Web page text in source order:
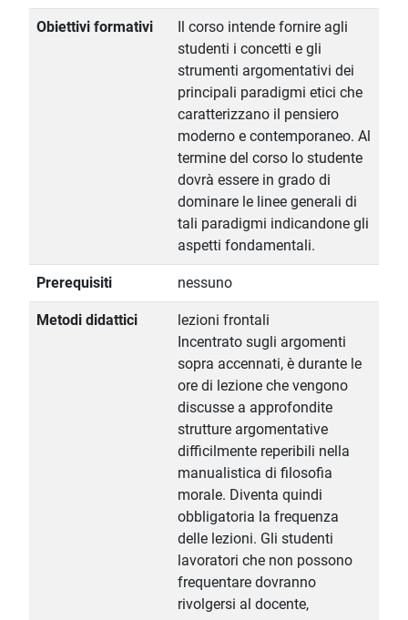
Obiettivi formativi
Il corso intende fornire agli
studenti i concetti e gli
strumenti argomentativi dei
principali paradigmi etici che
caratterizzano il pensiero
moderno e contemporaneo. Al
termine del corso lo studente
dovrà essere in grado di
dominare le linee generali di
tali paradigmi indicandone gli
aspetti fondamentali.
Prerequisiti nessuno
Metodi didattici
lezioni frontali
Incentrato sugli argomenti
sopra accennati, è durante le
ore di lezione che vengono
discusse a approfondite
strutture argomentative
difficilmente reperibili nella
manualistica di filosofia
morale. Diventa quindi
obbligatoria la frequenza
delle lezioni. Gli studenti
lavoratori che non possono
frequentare dovranno
rivolgersi al docente,